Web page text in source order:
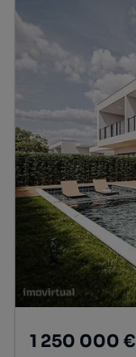
1 250 000 €